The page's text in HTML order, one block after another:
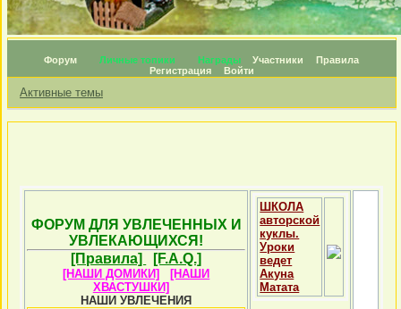
Форум Личные топики Награды Участники
Правила
Регистрация
Войти
Активные темы
ФОРУМ ДЛЯ УВЛЕЧЕННЫХ И
УВЛЕКАЮЩИХСЯ!
[Правила]
[F.A.Q.]
[НАШИ ДОМИКИ]
[НАШИ
ХВАСТУШКИ]
НАШИ УВЛЕЧЕНИЯ
ШКОЛА
авторской
куклы.
Уроки
ведет
Акуна
Матата